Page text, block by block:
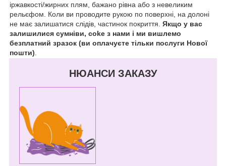
іржавкості/жирних плям, бажано рівна або з невеликим
рельєфом. Коли ви проводите рукою по поверхні, на долоні
не має залишатися слідів, частинок покриття. Якщо у вас
залишилися сумніви, coke з нами і ми вишлемо
безплатний зразок (ви оплачуєте тільки послуги Нової
пошти).
НЮАНСИ ЗАКАЗУ